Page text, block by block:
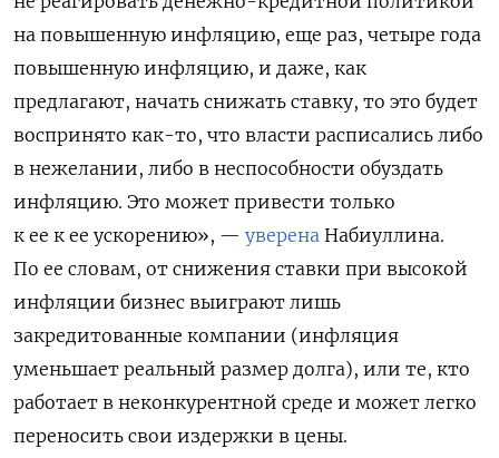
на повышенную инфляцию, еще раз, четыре года
повышенную инфляцию, и даже, как
предлагают, начать снижать ставку, то это будет
воспринято как-то, что власти расписались либо
в нежелании, либо в неспособности обуздать
инфляцию. Это может привести только
к ее к ее ускорению», — уверена Набиуллина.
По ее словам, от снижения ставки при высокой
инфляции бизнес выиграют лишь
закредитованные компании (инфляция
уменьшает реальный размер долга), или те, кто
работает в неконкурентной среде и может легко
переносить свои издержки в цены.